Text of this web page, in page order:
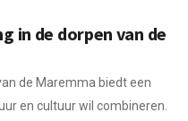
in de dorpen van de
de Maremma biedt een
en cultuur wil combineren.